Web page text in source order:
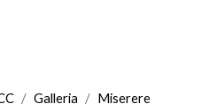
Galleria Miserere